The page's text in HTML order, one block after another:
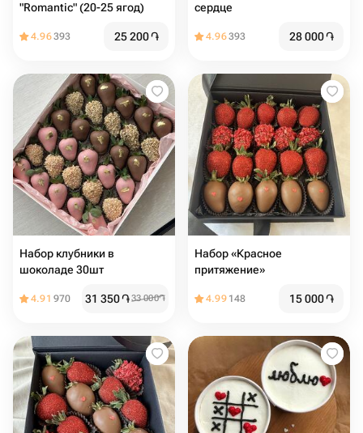
"Romantic" (20-25 ягод)
4.96393 25 200֏
сердце
4.96393 28 000֏
Набор клубники в
шоколаде 30шт
4.91 970 31 350֏33 000֏
Набор «Красное
притяжение»
4.99 148 15 000֏